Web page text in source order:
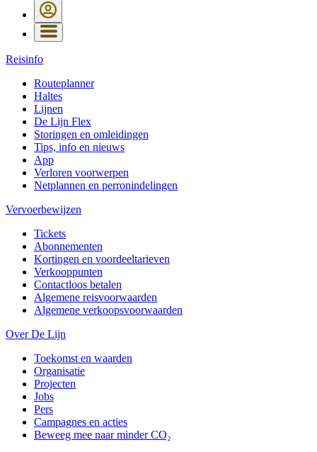
Reisinfo
Routeplanner
Haltes
Lijnen
De Lijn Flex
Storingen en omleidingen
Tips, info en nieuws
App
Verloren voorwerpen
Netplannen en perronindelingen
Vervoerbewijzen
Tickets
Abonnementen
Kortingen en voordeeltarieven
Verkooppunten
Contactloos betalen
Algemene reisvoorwaarden
Algemene verkoopsvoorwaarden
Over De Lijn
Toekomst en waarden
Organisatie
Projecten
Jobs
Pers
Campagnes en acties
Beweeg mee naar minder CO₂